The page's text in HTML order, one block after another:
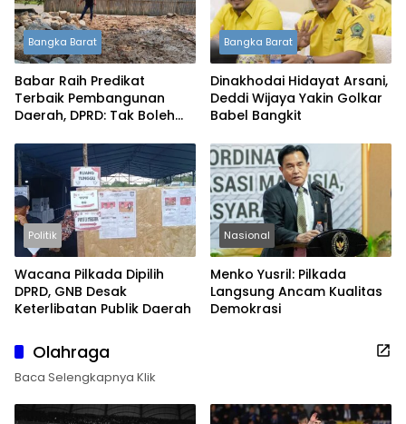
Bangka Barat
Babar Raih Predikat
Terbaik Pembangunan
Daerah, DPRD: Tak Boleh
Bangka Barat
Dinakhodai Hidayat Arsani,
Deddi Wijaya Yakin Golkar
Babel Bangkit
Politik
Wacana Pilkada Dipilih
DPRD, GNB Desak
Keterlibatan Publik Daerah
Nasional
Menko Yusril: Pilkada
Langsung Ancam Kualitas
Demokrasi
Olahraga
Baca Selengkapnya Klik